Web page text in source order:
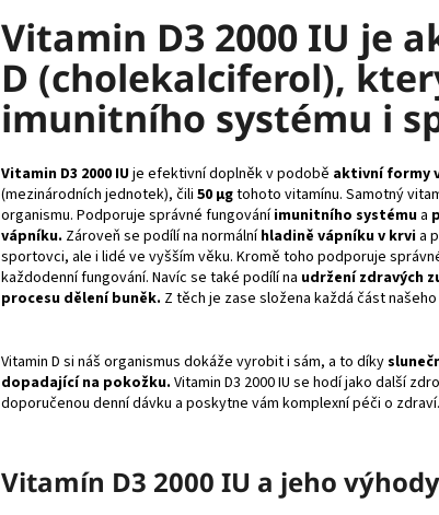
Vitamin D3 2000 IU je
D (cholekalciferol),
imunitního systému i
Vitamin D3 2000 IUje efektivní doplněk v podobě aktivní formy
(mezinárodních jednotek), čili 50 μgtohoto vitamínu. Samotný
organismu. Podporuje správné fungování imunitního systému a
vápníku. Zároveň se podílí na normálníhladině vápníku v krvi a
sportovci, ale i lidé ve vyšším věku. Kromě toho podporuje
každodenní fungování. Navíc se také podílí na udržení zdravých
procesu dělení buněk. Z těch je zase složena každá část
Vitamin D si náš organismus dokáže vyrobit i sám, a to díky
dopadající na pokožku. Vitamin D3 2000 IU se hodí jako další
doporučenou denní dávku a poskytne vám komplexní péči o zdraví.
Vitamín D3 2000 IU a jeho výhody